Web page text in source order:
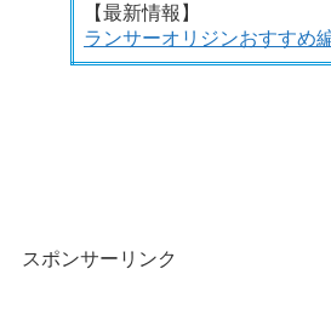
【最新情報 】
ランサーオリジンおすすめ
スポンサーリンク